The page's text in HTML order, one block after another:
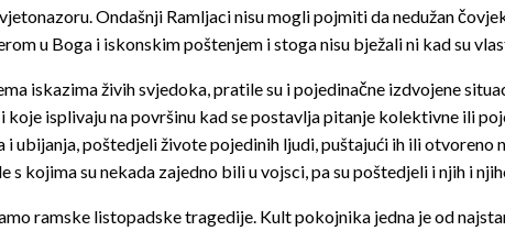
Ondašnji Ramljaci nisu mogli pojmiti da nedužan
u Boga i iskonskim poštenjem i stoga nisu bježali ni kad su
iskazima živih svjedoka, pratile su i pojedinačne izdvojene
isplivaju na površinu kad se postavlja pitanje kolektivne ili
i ubijanja, poštedjeli živote pojedinih ljudi, puštajući ih ili
s kojima su nekada zajedno bili u vojsci, pa su poštedjeli i njih i
ramske listopadske tragedije. Kult pokojnika jedna je od